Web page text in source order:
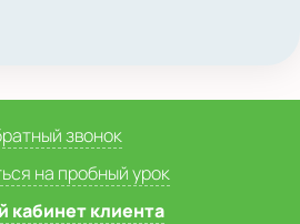
звонок
на пробный урок
кабинет клиента